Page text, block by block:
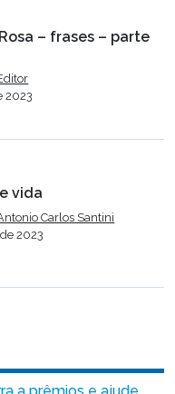
– frases – parte
2023
vida
Carlos Santini
2023